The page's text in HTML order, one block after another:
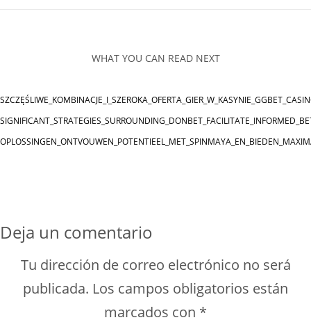
WHAT YOU CAN READ NEXT
Deja un comentario
Tu dirección de correo electrónico no será
publicada. Los campos obligatorios están
marcados con *